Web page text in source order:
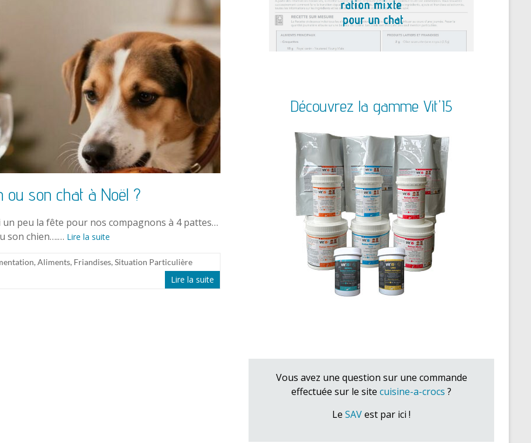
ou son chat à Noël ?
un peu la fête pour nos compagnons à 4 pattes…
son chien….… Lire la suite
, Aliments, Friandises, Situation Particulière
Lire la suite
Découvrez la gamme Vit'I5
Vous avez une question sur une commande
effectuée sur le site cuisine-a-crocs ?
Le SAVest par ici !